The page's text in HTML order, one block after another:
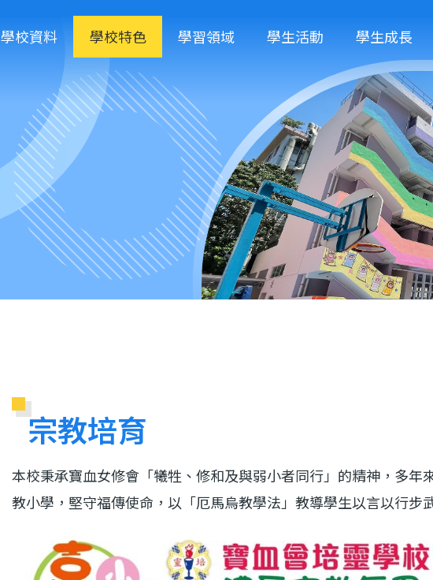
學校資料 學校特色 學習領域 學生活動 學生成長
宗教培育
本校秉承寶血女修會「犧牲、修和及與弱小者同行」的精神，多
教小學，堅守福傳使命，以「厄馬烏教學法」教導學生以言以行步